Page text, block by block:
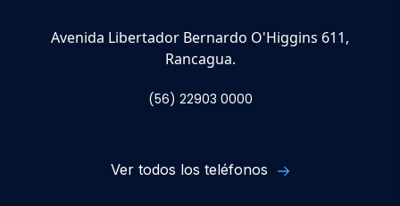
Avenida Libertador Bernardo O'Higgins 611,
Rancagua.
(56) 22903 0000
Ver todos los teléfonos